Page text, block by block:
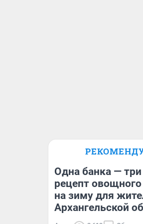
Одна банка — три
рецепт овощного
на зиму для
Архангельской